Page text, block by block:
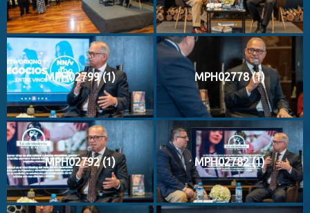
MPH02799 (1) MPH02778 (1)
MPH02792 (1) MPH02782 (1)